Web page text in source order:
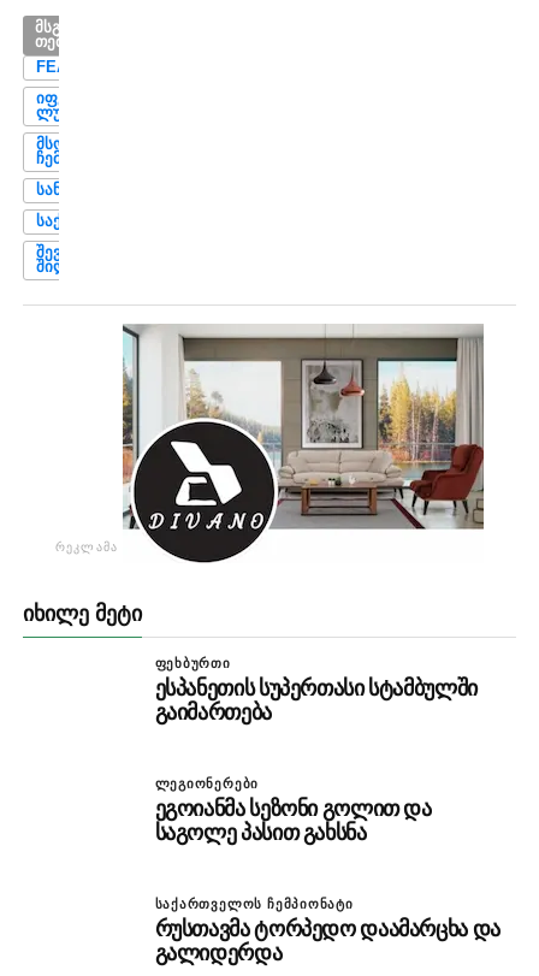
ᲛᲡᲒᲐᲕᲡᲘ
ᲗᲔᲛᲔᲑᲘ
FEATURED
ᲘᲤᲔ
ᲚᲣᲜᲒᲑᲔᲠᲒᲘ
ᲛᲡᲝᲤᲚᲘᲝ
ᲩᲔᲛᲞᲘᲝᲜᲐᲢᲘ
ᲡᲐᲜᲘᲐ
ᲡᲐᲥᲐᲠᲗᲕᲔᲚᲝ
ᲨᲔᲕᲝᲜ
ᲨᲘᲚᲓᲡᲘ
ᲠᲔᲙᲚᲐᲛᲐ
ᲘᲮᲘᲚᲔ ᲛᲔᲢᲘ
ᲤᲔᲮᲑᲣᲠᲗᲘ
ესპანეთის სუპერთასი სტამბულში
გაიმართება
ᲚᲔᲒᲘᲝᲜᲔᲠᲔᲑᲘ
ეგოიანმა სეზონი გოლით და
საგოლე პასით გახსნა
ᲡᲐᲥᲐᲠᲗᲕᲔᲚᲝᲡ ᲩᲔᲛᲞᲘᲝᲜᲐᲢᲘ
რუსთავმა ტორპედო დაამარცხა და
გალიდერდა